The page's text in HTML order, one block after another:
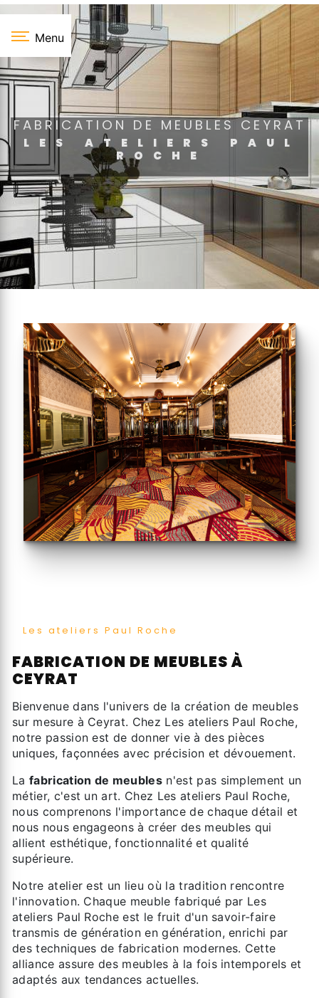
Menu
FABRICATION DE MEUBLES CEYRAT
LES ATELIERS PAUL
ROCHE
Les ateliers Paul Roche
FABRICATION DE MEUBLES À
CEYRAT
Bienvenue dans l'univers de la création de meubles
sur mesure à Ceyrat. Chez Les ateliers Paul Roche,
notre passion est de donner vie à des pièces
uniques, façonnées avec précision et dévouement.
La fabrication de meubles n'est pas simplement un
métier, c'est un art. Chez Les ateliers Paul Roche,
nous comprenons l'importance de chaque détail et
nous nous engageons à créer des meubles qui
allient esthétique, fonctionnalité et qualité
supérieure.
Notre atelier est un lieu où la tradition rencontre
l'innovation. Chaque meuble fabriqué par Les
ateliers Paul Roche est le fruit d'un savoir-faire
transmis de génération en génération, enrichi par
des techniques de fabrication modernes. Cette
alliance assure des meubles à la fois intemporels et
adaptés aux tendances actuelles.
Panneau de gestion des cookies